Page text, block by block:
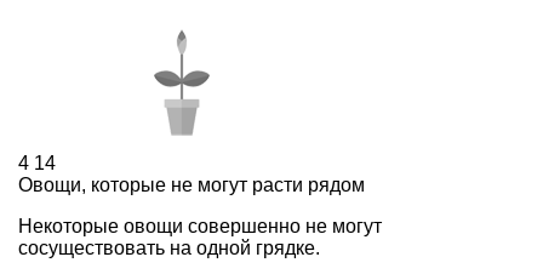
4 14
Овощи, которые не могут расти рядом
Некоторые овощи совершенно не могут
сосуществовать на одной грядке.